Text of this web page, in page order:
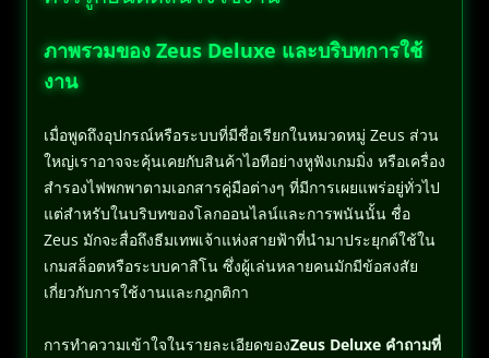
ภาพรวมของ Zeus Deluxe และบริบทการใช้
งาน
เมื่อพูดถึงอุปกรณ์หรือระบบที่มีชื่อเรียกในหมวดหมู่ Zeus ส่วน
ใหญ่เราอาจจะคุ้นเคยกับสินค้าไอทีอย่างหูฟังเกมมิ่ง หรือเครื่อง
สำรองไฟพกพาตามเอกสารคู่มือต่างๆ ที่มีการเผยแพร่อยู่ทั่วไป
แต่สำหรับในบริบทของโลกออนไลน์และการพนันนั้น ชื่อ
Zeus มักจะสื่อถึงธีมเทพเจ้าแห่งสายฟ้าที่นำมาประยุกต์ใช้ใน
เกมสล็อตหรือระบบคาสิโน ซึ่งผู้เล่นหลายคนมักมีข้อสงสัย
เกี่ยวกับการใช้งานและกฎกติกา
การทำความเข้าใจในรายละเอียดของZeus Deluxe คำถามที่